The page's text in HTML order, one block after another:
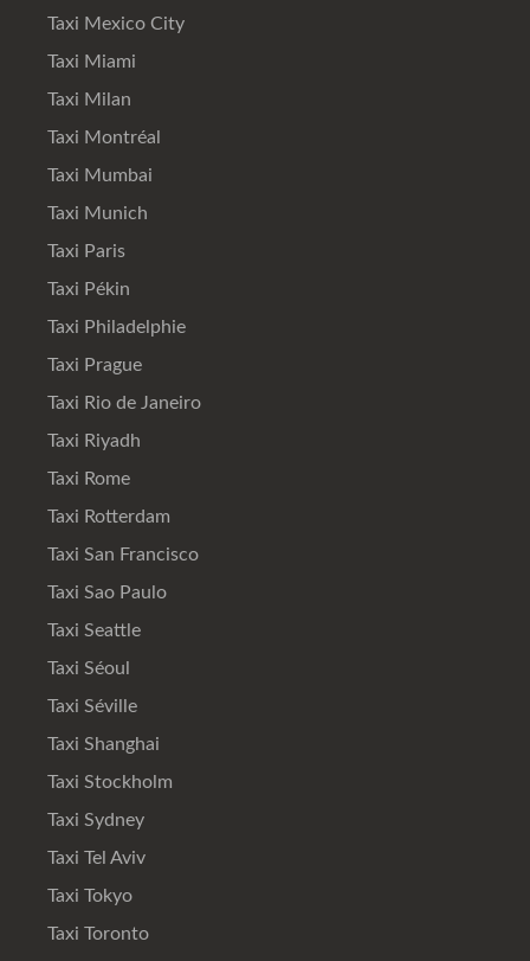
Taxi Mexico City
Taxi Miami
Taxi Milan
Taxi Montréal
Taxi Mumbai
Taxi Munich
Taxi Paris
Taxi Pékin
Taxi Philadelphie
Taxi Prague
Taxi Rio de Janeiro
Taxi Riyadh
Taxi Rome
Taxi Rotterdam
Taxi San Francisco
Taxi Sao Paulo
Taxi Seattle
Taxi Séoul
Taxi Séville
Taxi Shanghai
Taxi Stockholm
Taxi Sydney
Taxi Tel Aviv
Taxi Tokyo
Taxi Toronto